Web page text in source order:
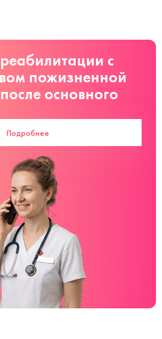
с
пожизненной
основного
Подробнее